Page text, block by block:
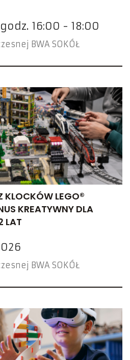
16:00 - 18:00
BWA SOKÓŁ
KLOCKÓW LEGO®
KREATYWNY DLA
LAT
BWA SOKÓŁ